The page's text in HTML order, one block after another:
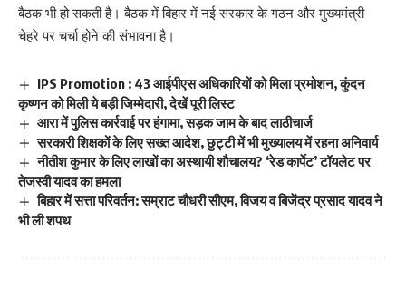
बैठक भी हो सकती है। बैठक में बिहार में नई सरकार के गठन और मुख्यमंत्री
चेहरे पर चर्चा होने की संभावना है।
IPS Promotion : 43 आईपीएस अधिकारियों को मिला प्रमोशन, कुंदन
कृष्णन को मिली ये बड़ी जिम्मेदारी, देखें पूरी लिस्ट
आरा में पुलिस कार्रवाई पर हंगामा, सड़क जाम के बाद लाठीचार्ज
सरकारी शिक्षकों के लिए सख्त आदेश, छुट्टी में भी मुख्यालय में रहना अनिवार्य
नीतीश कुमार के लिए लाखों का अस्थायी शौचालय? ‘रेड कार्पेट’ टॉयलेट पर
तेजस्वी यादव का हमला
बिहार में सत्ता परिवर्तन: सम्राट चौधरी सीएम, विजय व बिजेंद्र प्रसाद यादव ने
भी ली शपथ